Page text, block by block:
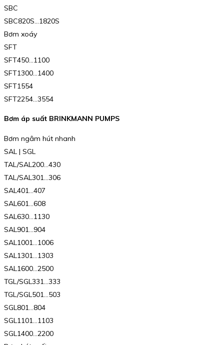
SBC
SBC820S…1820S
Bơm xoáy
SFT
SFT450…1100
SFT1300…1400
SFT1554
SFT2254…3554
Bơm áp suất BRINKMANN PUMPS
Bơm ngâm hút nhanh
SAL | SGL
TAL/SAL200…430
TAL/SAL301…306
SAL401…407
SAL601…608
SAL630…1130
SAL901…904
SAL1001…1006
SAL1301…1303
SAL1600…2500
TGL/SGL331…333
TGL/SGL501…503
SGL801…804
SGL1101…1103
SGL1400…2200